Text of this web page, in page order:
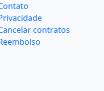
contratos